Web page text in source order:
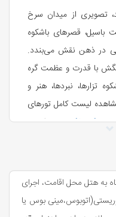
می‌کند. در هتل پس از
بعدازظهر ورودمان را با
و فضاهای اطراف
و آماده یک روز پرماجرا
برای بازگشت به هتل یا
است.
تصویری از میدان سرخ
باسیل، قصرهای باشکوه
در ذهن نقش می‌بندد.
با قدرت و عظمت گره
تزارها، نبردها، هنر و
لیست کامل تورهای
تورهای خارجیعلاالدین
شرقی تا قلب آسیا کشیده
را دربر می‌گیرد. تور روسیه به شما
به هتل محل اقامت، اجرای
بوس یا